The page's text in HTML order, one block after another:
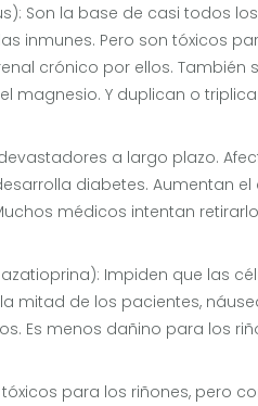
Son la base de casi todos
inmunes. Pero son tóxicos
crónico por ellos. También
magnesio. Y duplican o
a largo plazo.
diabetes. Aumentan el
médicos intentan
Impiden que las
mitad de los pacientes,
Es menos dañino para los
para los riñones, pero